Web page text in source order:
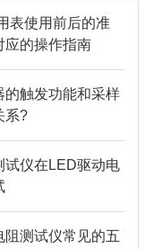
表使用前后的准
应的操作指南
的触发功能和采样
系?
试仪在LED驱动电
阻测试仪常见的五